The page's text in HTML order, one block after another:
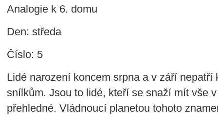
Analogie k 6. domu
Den: středa
Číslo: 5
Lidé narození koncem srpna a v září nepatří
snílkům. Jsou to lidé, kteří se snaží mít vše
přehledné. Vládnoucí planetou tohoto